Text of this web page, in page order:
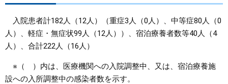
入院患者計182人（12人）（重症3人（0人）、中等症80人（0
人）、軽症・無症状99人（12人））、宿泊療養者数等40人（4
人）、合計222人（16人）
※（ ）内は、医療機関への入院調整中、又は、宿泊療養施
設への入所調整中の感染者数を示す。